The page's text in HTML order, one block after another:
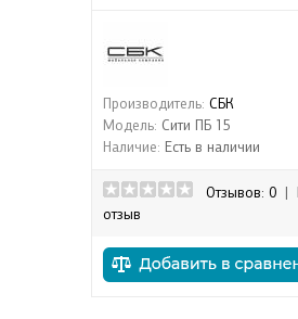
Производитель: СБК
Модель: Сити ПБ 15
Наличие: Есть в наличии
Отзывов: 0
отзыв